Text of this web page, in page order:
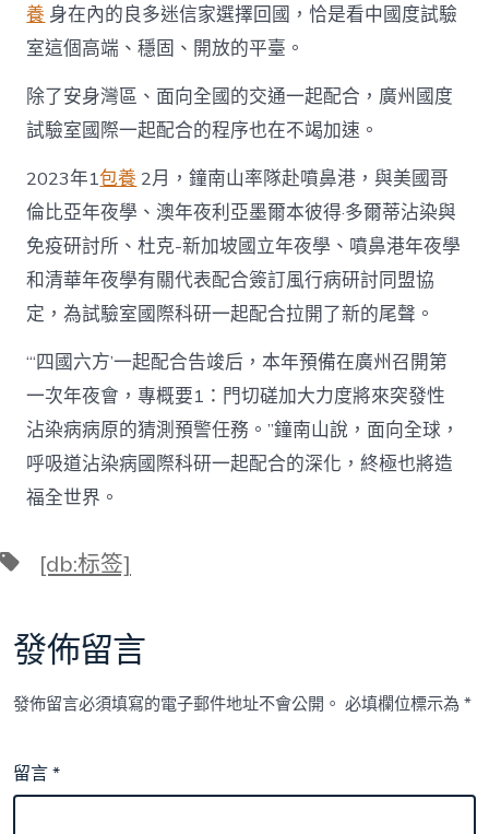
養 身在內的良多迷信家選擇回國，恰是看中國度試驗
室這個高端、穩固、開放的平臺。
除了安身灣區、面向全國的交通一起配合，廣州國度
試驗室國際一起配合的程序也在不竭加速。
2023年1包養 2月，鐘南山率隊赴噴鼻港，與美國哥
倫比亞年夜學、澳年夜利亞墨爾本彼得·多爾蒂沾染與
免疫研討所、杜克-新加坡國立年夜學、噴鼻港年夜學
和清華年夜學有關代表配合簽訂風行病研討同盟協
定，為試驗室國際科研一起配合拉開了新的尾聲。
“‘四國六方’一起配合告竣后，本年預備在廣州召開第
一次年夜會，專概要1：門切磋加大力度將來突發性
沾染病病原的猜測預警任務。”鐘南山說，面向全球，
呼吸道沾染病國際科研一起配合的深化，終極也將造
福全世界。
標 [db:标签]
發佈留言
發佈留言必須填寫的電子郵件地址不會公開。 必填欄位標示為*
留言*